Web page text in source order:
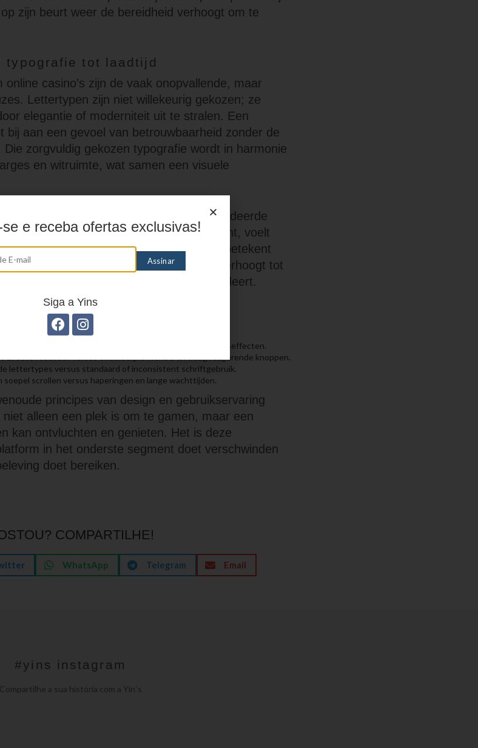
zijn beurt weer de bereidheid verhoogt om te
typografie tot laadtijd
casino’s zijn de vaak onopvallende, maar
Lettertypen zijn niet willekeurig gekozen; ze
elegantie of moderniteit uit te stralen. Een
bij aan een gevoel van betrouwbaarheid zonder de
zorgvuldig gekozen typografie wordt in harmonie
en witruimte, wat samen een visuele
en responsiviteit zijn ondergewaardeerde
dat soepel reageert en direct inhoud toont, voelt
Iedere seconde vertraging betekent
terwijl een directe respons de ervaring verhoogt tot
een digitale service die jouw tijd waardeert.
impact: een overzicht
rustige animaties versus felle, storende designkeuzes.
met lage volumebalans versus overdonderende geluidseffecten.
directe feedback versus onduidelijke menu’s en traag reagerende knoppen.
lettertypes versus standaard of inconsistent schriftgebruik.
soepel scrollen versus haperingen en lange wachttijden.
principes van design en gebruikservaring
alleen een plek is om te gamen, maar een
kan ontvluchten en genieten. Het is deze
in het onderste segment doet verschwinden
doet bereiken.
COMPARTILHE!
WhatsApp Telegram Email
#yins instagram
Compartilhe a sua história com a Yin´s
e receba ofertas exclusivas!
Siga a Yins